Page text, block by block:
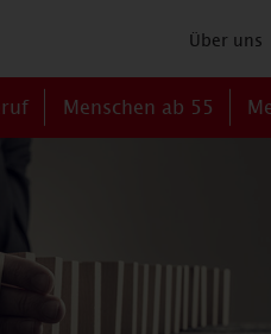
Über uns
Menschen ab 55